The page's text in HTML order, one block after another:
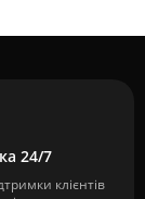
24/7
клієнтів